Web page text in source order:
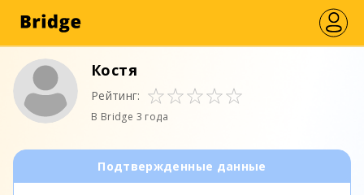
Костя
Рейтинг:
В Bridge 3 года
Подтвержденные данные